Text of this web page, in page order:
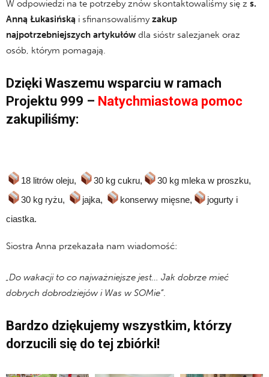
W odpowiedzi na te potrzeby znów skontaktowaliśmy się z s.
Anną Łukasińską i sfinansowaliśmyzakup
najpotrzebniejszych artykułów dla sióstr salezjanek oraz
osób, którym pomagają.
Dzięki Waszemu wsparciu w ramach
Projektu 999 – Natychmiastowa pomoc
zakupiliśmy:
18 litrów oleju, 30 kg cukru,
30 kg mleka w proszku,
30 kg ryżu,
jajka, konserwy mięsne,
jogurty i
ciastka.
Siostra Anna przekazała nam wiadomość:
„Do wakacji to co najważniejsze jest… Jak dobrze mieć
dobrych dobrodziejów i Was w SOMie”.
Bardzo dziękujemy wszystkim, którzy
dorzucili się do tej zbiórki!